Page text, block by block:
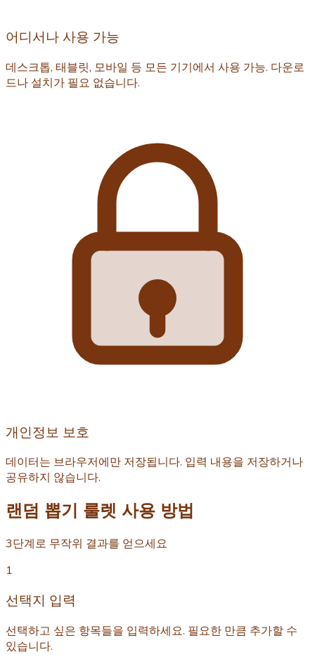
어디서나 사용 가능
데스크톱, 태블릿, 모바일 등 모든 기기에서 사용 가능. 다운로
드나 설치가 필요 없습니다.
개인정보 보호
데이터는 브라우저에만 저장됩니다. 입력 내용을 저장하거나
공유하지 않습니다.
랜덤 뽑기 룰렛 사용 방법
3단계로 무작위 결과를 얻으세요
1
선택지 입력
선택하고 싶은 항목들을 입력하세요. 필요한 만큼 추가할 수
있습니다.